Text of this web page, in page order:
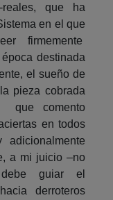
reales, que ha
en el que
firmemente
destinada
el sueño de
pieza cobrada
que comento
en todos
adicionalmente
a mi juicio –no
debe guiar el
derroteros